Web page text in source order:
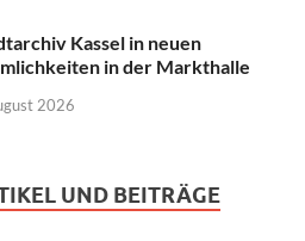
Kassel in neuen
in der Markthalle
2026
UND BEITRÄGE